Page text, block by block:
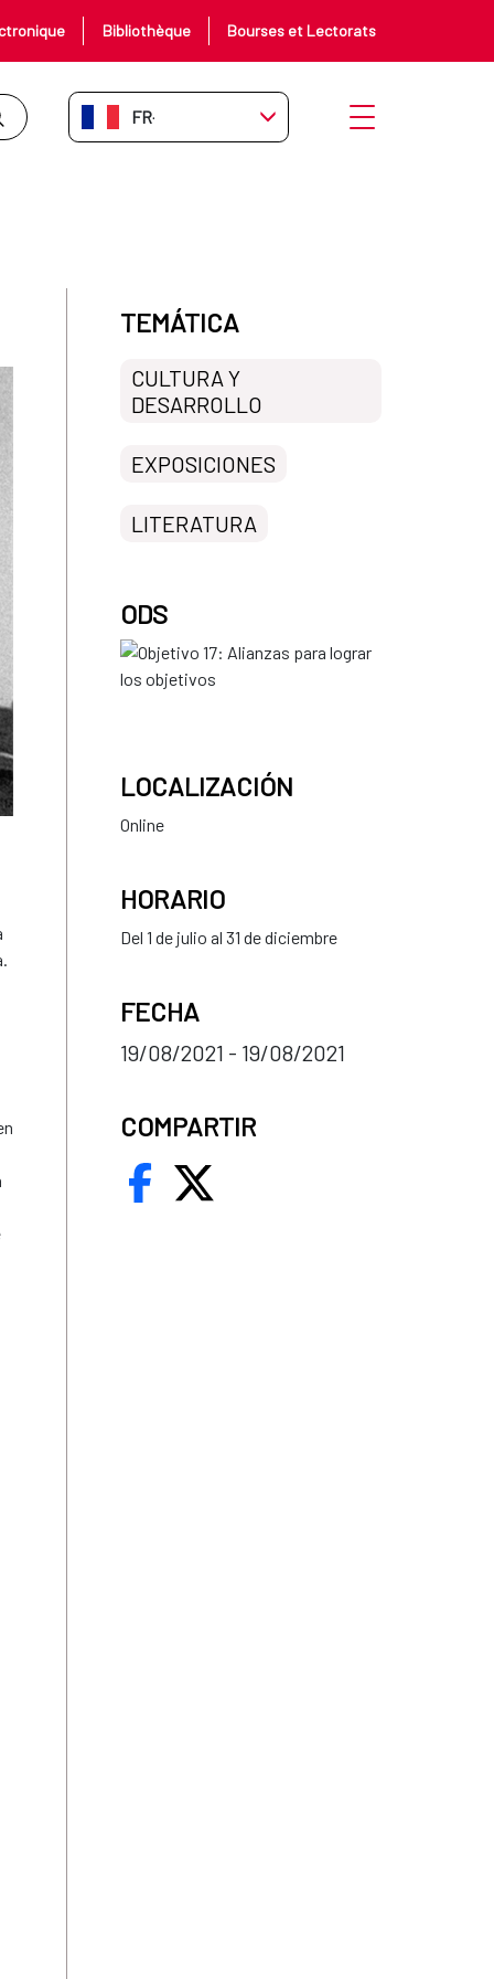
Bibliothèque Bourses et Lectorats
FR-FR Ouvrir le menu
TEMÁTICA
CULTURA Y
DESARROLLO
EXPOSICIONES
LITERATURA
ODS
LOCALIZACIÓN
Online
HORARIO
Del 1 de julio al 31 de diciembre
FECHA
19/08/2021 - 19/08/2021
COMPARTIR